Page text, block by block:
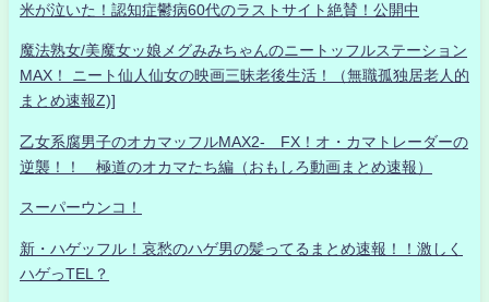
米が泣いた！認知症鬱病60代のラストサイト絶賛！公開中
魔法熟女/美魔女ッ娘メグみみちゃんのニートッフルステーション
MAX！ ニート仙人仙女の映画三昧老後生活！（無職孤独居老人的
まとめ速報Z)]
乙女系腐男子のオカマッフルMAX2- FX！オ・カマトレーダーの
逆襲！！ 極道のオカマたち編（おもしろ動画まとめ速報）
スーパーウンコ！
新・ハゲッフル！哀愁のハゲ男の髪ってるまとめ速報！！激しく
ハゲっTEL？